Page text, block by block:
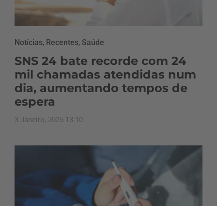
Notícias, Recentes, Saúde
SNS 24 bate recorde com 24
mil chamadas atendidas num
dia, aumentando tempos de
espera
3 Janeiro, 2025 13:10